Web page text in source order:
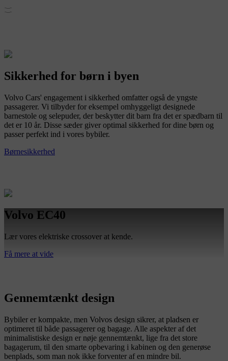
Sikkerhed for børn i byen
Volvo Cars' engagement i sikkerhed omfatter også de yngste
passagerer. Vi tilbyder for eksempel omhyggeligt designede
barnestole og selepuder, der beskytter dit barn fra det er spædbarn til
det er 10 år. Disse sæder giver optimal sikkerhed for dine børn og
passer perfekt ind i vores bybiler.
Børnesikkerhed
Volvo EC40
Lær vores elektriske crossover at kende.
Få mere at vide
Gennemtænkt design
Bybiler er kompakte, men Volvos design sikrer, at pladsen er
optimeret til både passagerer og bagage. Alle aspekter af det
minimalistiske design er nøje gennemtænkt, lige fra det store
bagagerum, til den smarte opbevaring i kabinen og den generøse
benplads, som man nok ikke forventer af en mindre bil.